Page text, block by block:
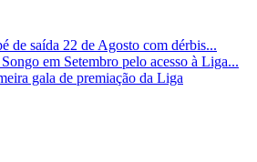
de saída 22 de Agosto com dérbis...
em Setembro pelo acesso à Liga...
gala de premiação da Liga